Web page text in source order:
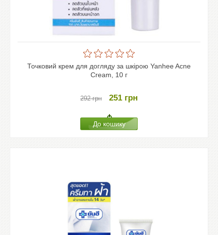
Точковий крем для догляду за шкірою Yanhee Acne
Cream, 10 г
292грн 251 грн